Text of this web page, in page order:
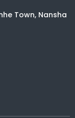
Town, Nansha